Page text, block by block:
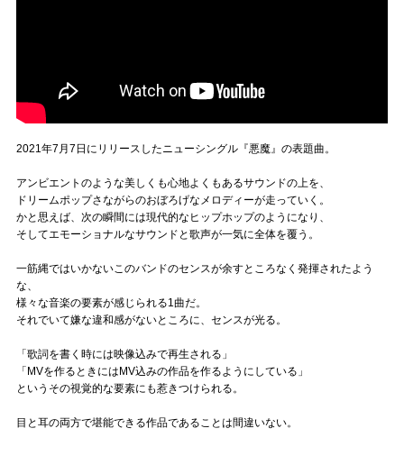
2021年7月7日にリリースしたニューシングル『悪魔』の表題曲。
アンビエントのような美しくも心地よくもあるサウンドの上を、
ドリームポップさながらのおぼろげなメロディーが走っていく。
かと思えば、次の瞬間には現代的なヒップホップのようになり、
そしてエモーショナルなサウンドと歌声が一気に全体を覆う。
一筋縄ではいかないこのバンドのセンスが余すところなく発揮されたよう
な、
様々な音楽の要素が感じられる1曲だ。
それでいて嫌な違和感がないところに、センスが光る。
「歌詞を書く時には映像込みで再生される」
「MVを作るときにはMV込みの作品を作るようにしている」
というその視覚的な要素にも惹きつけられる。
目と耳の両方で堪能できる作品であることは間違いない。